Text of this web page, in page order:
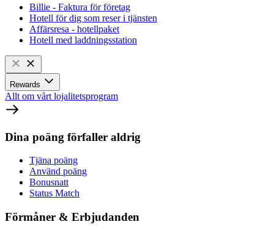
Billie - Faktura för företag
Hotell för dig som reser i tjänsten
Affärsresa - hotellpaket
Hotell med laddningsstation
Rewards
Allt om vårt lojalitetsprogram
Dina poäng förfaller aldrig
Tjäna poäng
Använd poäng
Bonusnatt
Status Match
Förmåner & Erbjudanden